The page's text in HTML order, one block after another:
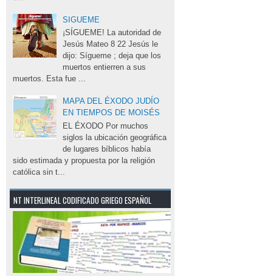
SIGUEME
¡SÍGUEME! La autoridad de
Jesús Mateo 8 22 Jesús le
dijo: Sígueme ; deja que los
muertos entierren a sus
muertos. Esta fue ...
MAPA DEL ÉXODO JUDÍO
EN TIEMPOS DE MOISÉS
EL ÉXODO Por muchos
siglos la ubicación geográfica
de lugares bíblicos había
sido estimada y propuesta por la religión
católica sin t...
NT INTERLINEAL CODIFICADO GRIEGO ESPAÑOL